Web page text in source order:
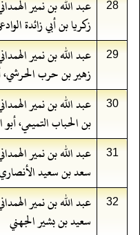
28 عبد الله بن نمير
زكريا بن أبي زائدة
29 عبد الله بن نمير
زهير بن حرب الحرشي،
30 عبد الله بن نمير
بن الحباب التميمي،
31 عبد الله بن نمير
سعد بن سعيد
32 عبد الله بن نمير
سعيد بن بشير الجهني